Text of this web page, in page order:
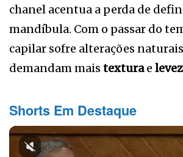
chanel acentua a perda de
mandíbula. Com o passar do
capilar sofre alterações
demandam mais texturae
Shorts Em Destaque